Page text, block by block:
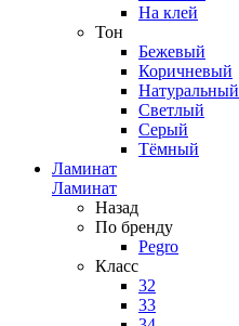
На клей
Тон
Бежевый
Коричневый
Натуральный
Светлый
Серый
Тёмный
Ламинат
Ламинат
Назад
По бренду
Pegro
Класс
32
33